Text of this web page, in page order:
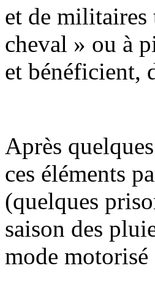
et de militaires
cheval » ou à
et bénéficient,
Après
ces éléments
(quelques
saison des
mode motorisé